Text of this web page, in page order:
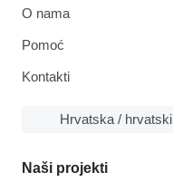
O nama
Pomoć
Kontakti
Hrvatska / hrvatski
Naši projekti